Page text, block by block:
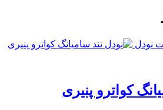
نودل
کواترو پنیری